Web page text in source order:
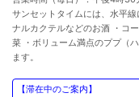
サンセットタイムには、水平
ナルカクテルなどのお酒 ・コ
菜 ・ボリューム満点のププ（
ます。
【滞在中のご案内】